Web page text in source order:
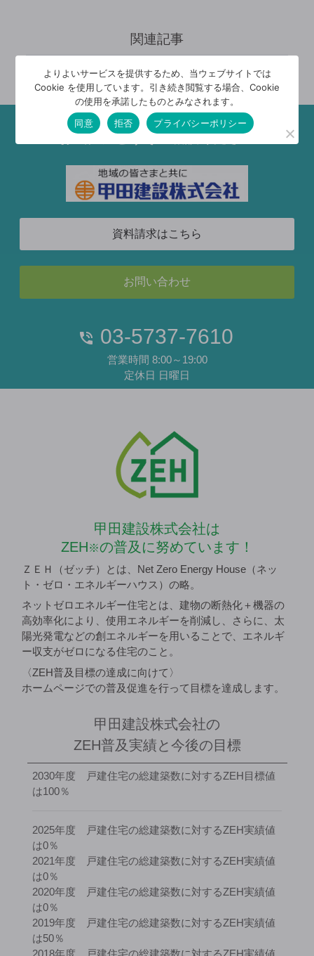
関連記事
お気軽にどうぞご相談ください
資料請求はこちら
お問い合わせ
03-5737-7610
営業時間 8:00～19:00
定休日 日曜日
甲田建設株式会社は
ZEH※の普及に努めています！
ＺＥＨ（ゼッチ）とは、Net Zero Energy House（ネッ
ト・ゼロ・エネルギーハウス）の略。
ネットゼロエネルギー住宅とは、建物の断熱化＋機器の
高効率化により、使用エネルギーを削減し、さらに、太
陽光発電などの創エネルギーを用いることで、エネルギ
ー収支がゼロになる住宅のこと。
〈ZEH普及目標の達成に向けて〉
ホームページでの普及促進を行って目標を達成します。
甲田建設株式会社の
ZEH普及実績と今後の目標
2030年度 戸建住宅の総建築数に対するZEH目標値
は100％
2025年度 戸建住宅の総建築数に対するZEH実績値
は0％
2021年度 戸建住宅の総建築数に対するZEH実績値
は0％
2020年度 戸建住宅の総建築数に対するZEH実績値
は0％
2019年度 戸建住宅の総建築数に対するZEH実績値
は50％
よりよいサービスを提供するため、当ウェブサイトでは
Cookie を使用しています。引き続き閲覧する場合、Cookie
の使用を承諾したものとみなされます。
同意
拒否 プライバシーポリシー